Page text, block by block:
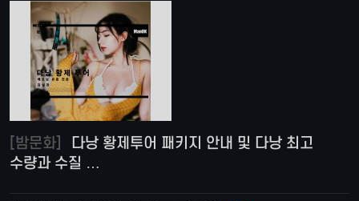
[밤문화]
수량과 수질 …